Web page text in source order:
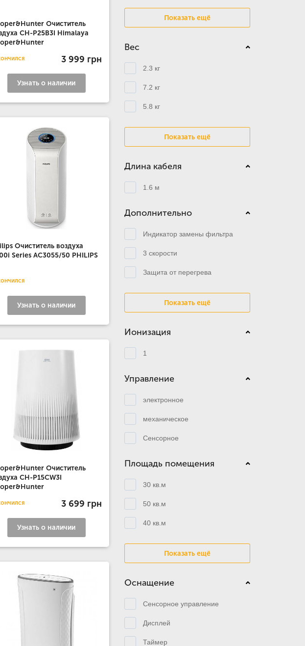
Очиститель
CH-P25B3I Himalaya
3 999 грн
Узнать о наличии
Очиститель воздуха
Series AC3055/50 PHILIPS
Узнать о наличии
Очиститель
CH-P15CW3I
3 699 грн
Узнать о наличии
Показать ещё
Вес
2.3 кг
7.2 кг
5.8 кг
Показать ещё
Длина кабеля
1.6 м
Дополнительно
Индикатор замены фильтра
3 скорости
Защита от перегрева
Показать ещё
Ионизация
1
Управление
электронное
механическое
Сенсорное
Площадь помещения
30 кв.м
50 кв.м
40 кв.м
Показать ещё
Оснащение
Сенсорное управление
Дисплей
Таймер